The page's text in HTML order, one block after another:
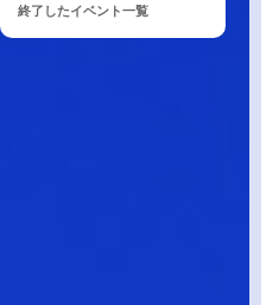
終了したイベント一覧